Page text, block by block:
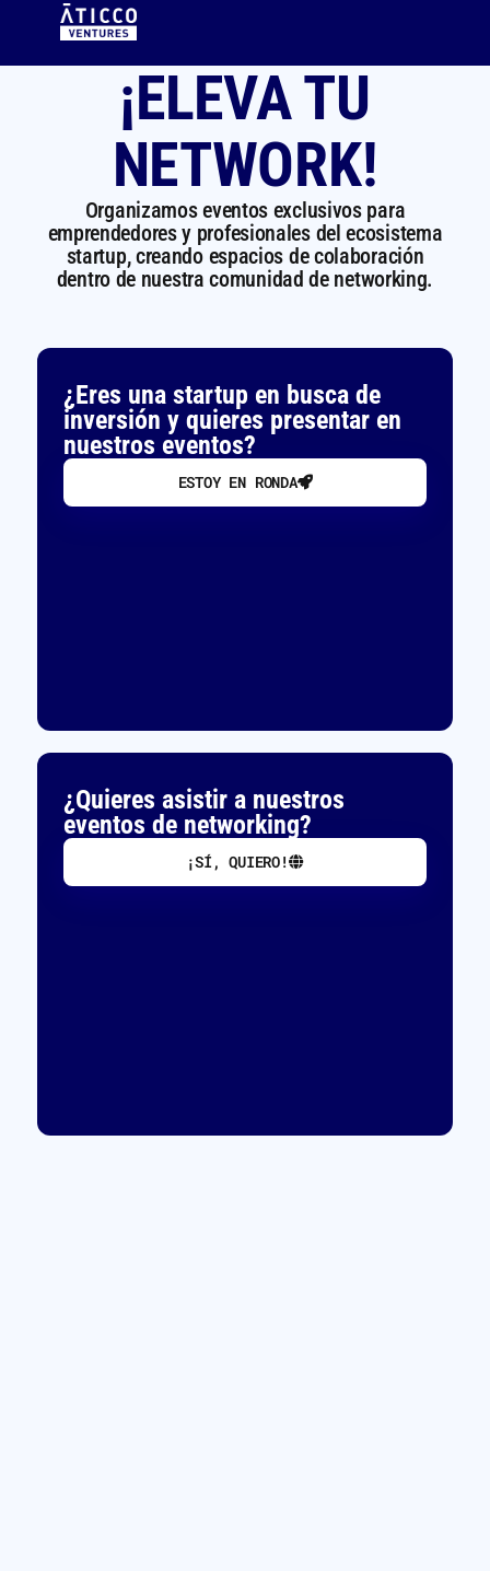
¡ELEVA TU
NETWORK!
Organizamos eventos exclusivos para
emprendedores y profesionales del ecosistema
startup, creando espacios de colaboración
dentro de nuestra comunidad de networking.
¿Eres una startup en busca de
inversión y quieres presentar en
nuestros eventos?
ESTOY EN RONDA
¿Quieres asistir a nuestros
eventos de networking?
¡SÍ, QUIERO!